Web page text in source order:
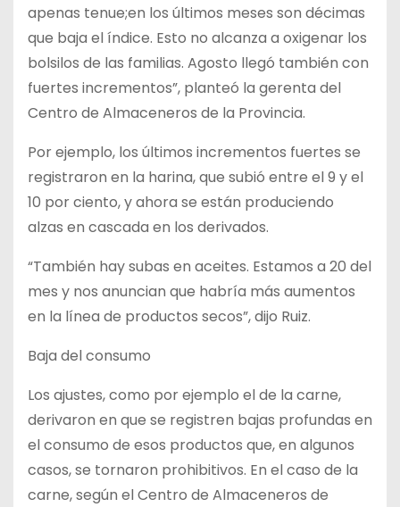
apenas tenue;en los últimos meses son décimas
que baja el índice. Esto no alcanza a oxigenar los
bolsilos de las familias. Agosto llegó también con
fuertes incrementos”, planteó la gerenta del
Centro de Almaceneros de la Provincia.
Por ejemplo, los últimos incrementos fuertes se
registraron en la harina, que subió entre el 9 y el
10 por ciento, y ahora se están produciendo
alzas en cascada en los derivados.
“También hay subas en aceites. Estamos a 20 del
mes y nos anuncian que habría más aumentos
en la línea de productos secos”, dijo Ruiz.
Baja del consumo
Los ajustes, como por ejemplo el de la carne,
derivaron en que se registren bajas profundas en
el consumo de esos productos que, en algunos
casos, se tornaron prohibitivos. En el caso de la
carne, según el Centro de Almaceneros de